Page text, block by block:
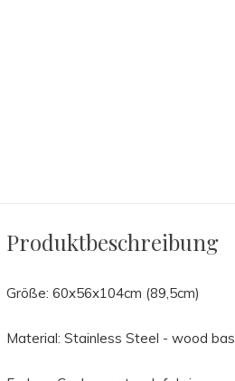
Produktbeschreibung
Größe: 60x56x104cm (89,5cm)
Material: Stainless Steel - wood